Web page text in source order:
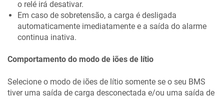
o relé irá desativar.
Em caso de sobretensão, a carga é desligada
automaticamente imediatamente e a saída do alarme
continua inativa.
Comportamento do modo de iões de lítio
Selecione o modo de iões de lítio somente se o seu BMS
tiver uma saída de carga desconectada e/ou uma saída de